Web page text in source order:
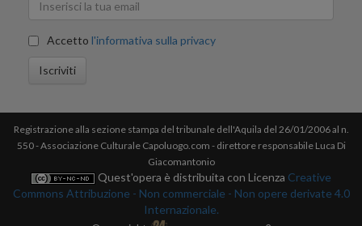
Accetto l'informativa sulla privacy
Iscriviti
Registrazione alla sezione stampa del tribunale dell'Aquila del 26/01/2006 al n.
550 - Associazione Culturale Capoluogo.com - direttore responsabile Luca Di
Giacomantonio
Quest'opera è distribuita con Licenza Creative
Commons Attribuzione - Non commerciale - Non opere derivate 4.0
Internazionale.